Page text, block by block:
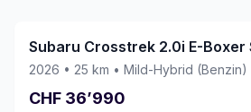
würden jederzeit wieder
kaufen. Vielen Dank an das
Subaru Crosstrek 2.0i E-Boxer
2026 • 25 km • Mild-Hybrid (Benzin)
CHF 36’990